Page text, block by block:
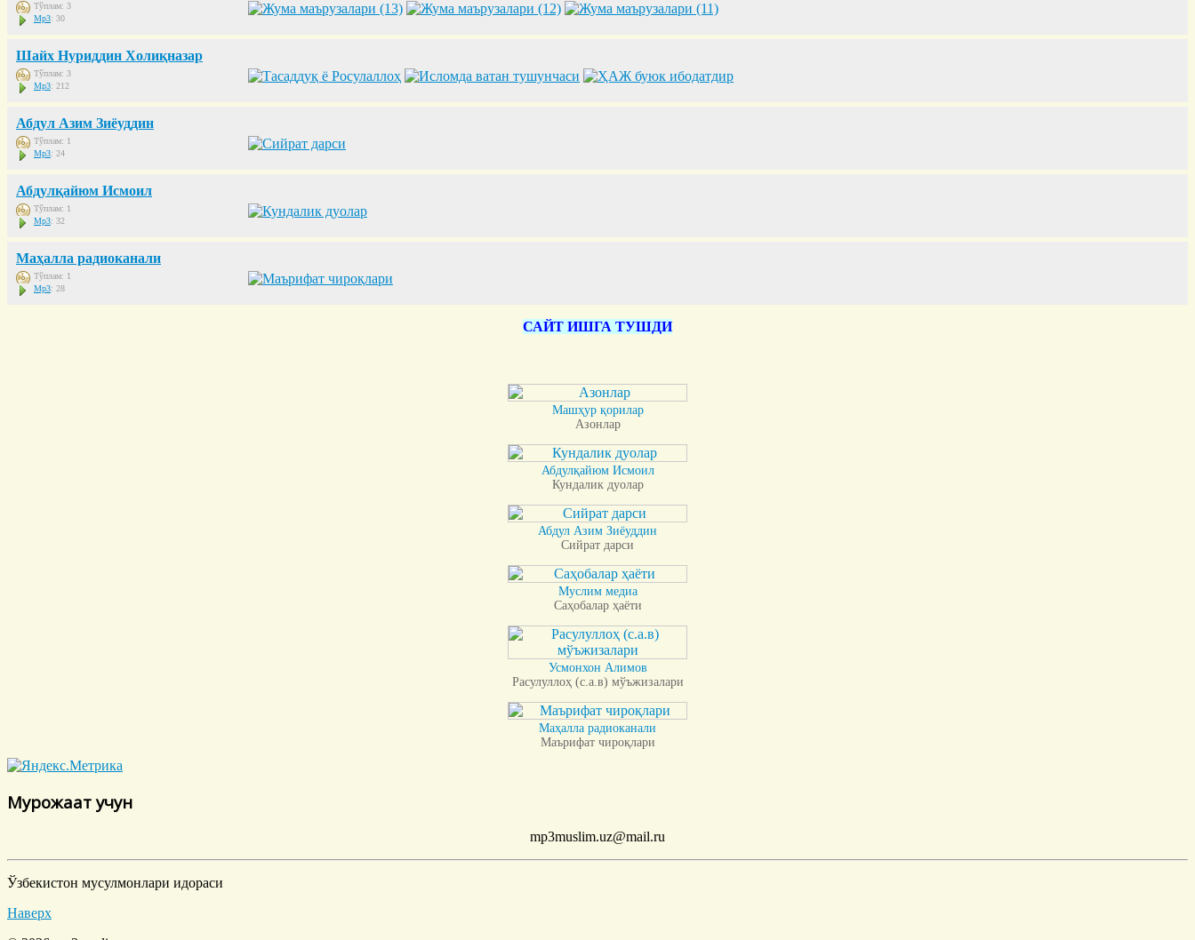
Тўплам: 3
Mp3: 30
Шайх Нуриддин Холиқназар
Тўплам: 3
Mp3: 212
Абдул Азим Зиёуддин
Тўплам: 1
Mp3: 24
Абдулқайюм Исмоил
Тўплам: 1
Mp3: 32
Маҳалла радиоканали
Тўплам: 1
Mp3: 28
САЙТ ИШГА ТУШДИ
Машҳур қорилар
Азонлар
Абдулқайюм Исмоил
Кундалик дуолар
Абдул Азим Зиёуддин
Сийрат дарси
Муслим медиа
Саҳобалар ҳаёти
Усмонхон Алимов
Расулуллоҳ (с.а.в) мўъжизалари
Маҳалла радиоканали
Маърифат чироқлари
Мурожаат учун
mp3muslim.uz@mail.ru
Ўзбекистон мусулмонлари идораси
Наверх